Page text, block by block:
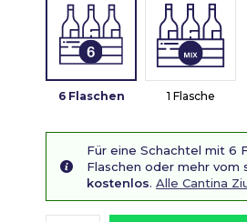
6 Flaschen 1 Flasche
Für eine Schachtel mit 6
Flaschen oder mehr
kostenlos. Alle Cantina